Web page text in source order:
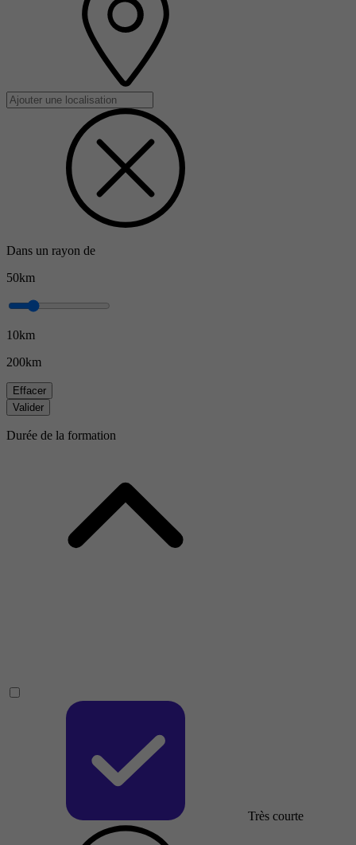
Dans un rayon de
50km
10km
200km
Effacer
Valider
Durée de la formation
Très courte